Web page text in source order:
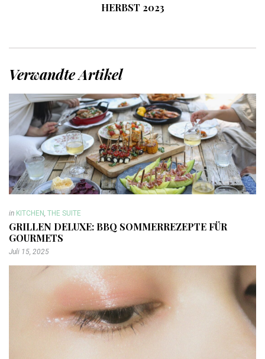
HERBST 2023
Verwandte Artikel
in KITCHEN, THE SUITE
GRILLEN DELUXE: BBQ SOMMERREZEPTE FÜR
GOURMETS
Juli 15, 2025